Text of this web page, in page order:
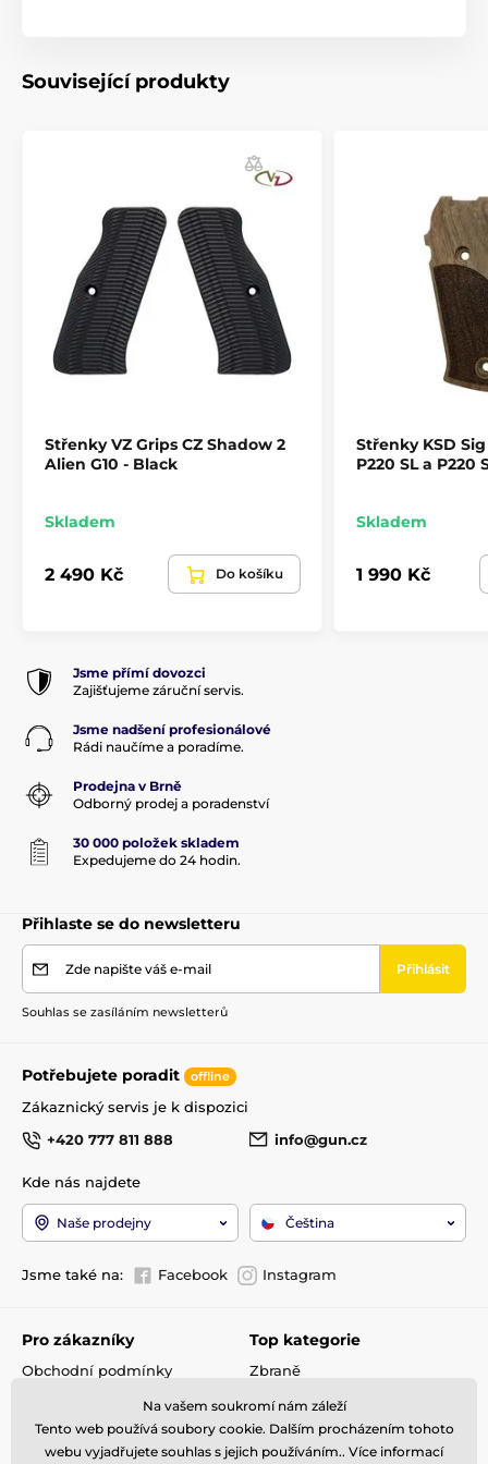
- Barevná provedení: bílá, černá, perleť, slonovina.
Produkt je zařazen v kategoriích
Příslušenství
Střenky pro pistole
Související produkty
Střenky VZ Grips CZ Shadow 2
Alien G10 - Black
Skladem
2 490 Kč Do košíku
Střenky KSD
P220 SL a P220
Skladem
1 990 Kč
Jsme přímí dovozci
Zajišťujeme záruční servis.
Jsme nadšení profesionálové
Rádi naučíme a poradíme.
Prodejna v Brně
Odborný prodej a poradenství
30 000 položek skladem
Expedujeme do 24 hodin.
Přihlaste se do newsletteru
Zde napište váš e-mail Přihlásit
Souhlas se zasíláním newsletterů
Potřebujete poradit offline
Zákaznický servis je k dispozici
+420 777 811 888
info@gun.cz
Kde nás najdete
Naše prodejny Čeština
Jsme také na: Facebook Instagram
Pro zákazníky
Obchodní podmínky
Doprava a platba
Reklamace
Kontakty
Top kategorie
Zbraně
Optika
Střelivo
Příslušenství
Na vašem soukromí nám záleží
Tento web používá soubory cookie. Dalším procházením tohoto
webu vyjadřujete souhlas s jejich používáním.. Více informací